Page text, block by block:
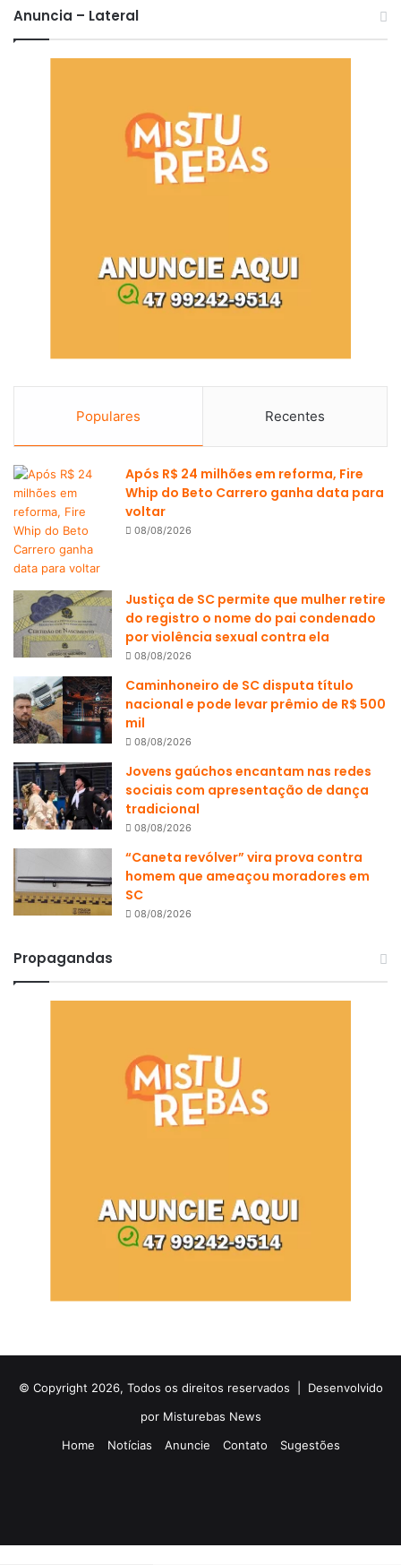
Anuncia – Lateral
Populares Recentes
Após R$ 24 milhões em reforma, Fire
Whip do Beto Carrero ganha data para
voltar
08/08/2026
Justiça de SC permite que mulher retire
do registro o nome do pai condenado
por violência sexual contra ela
08/08/2026
Caminhoneiro de SC disputa título
nacional e pode levar prêmio de R$ 500
mil
08/08/2026
Jovens gaúchos encantam nas redes
sociais com apresentação de dança
tradicional
08/08/2026
“Caneta revólver” vira prova contra
homem que ameaçou moradores em
SC
08/08/2026
Propagandas
© Copyright 2026, Todos os direitos reservados | Desenvolvido
por Misturebas News
Home
Notícias Anuncie Contato Sugestões